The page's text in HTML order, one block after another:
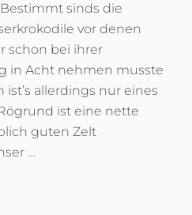
sinds die
vor denen
schon bei ihrer
in Acht nehmen musste
allerdings nur eines
ist eine nette
guten Zelt
…